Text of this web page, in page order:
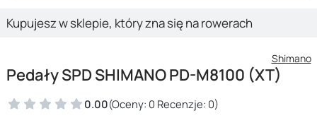
Kupujesz w sklepie, który zna się na rowerach
Shimano
Pedały SPD SHIMANO PD-M8100 (XT)
0.00(Oceny: 0 Recenzje: 0)